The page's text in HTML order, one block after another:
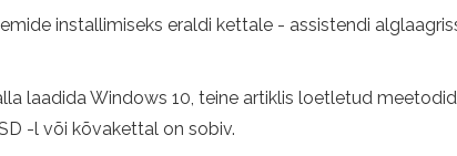
installimiseks eraldi kettale - assistendi
laadida Windows 10, teine ​​artiklis loetletud
-l või kõvakettal on sobiv.